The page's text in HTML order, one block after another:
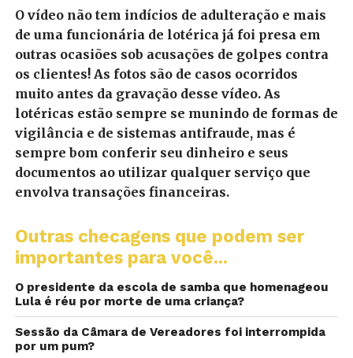
O vídeo não tem indícios de adulteração e mais
de uma funcionária de lotérica já foi presa em
outras ocasiões sob acusações de golpes contra
os clientes! As fotos são de casos ocorridos
muito antes da gravação desse vídeo. As
lotéricas estão sempre se munindo de formas de
vigilância e de sistemas antifraude, mas é
sempre bom conferir seu dinheiro e seus
documentos ao utilizar qualquer serviço que
envolva transações financeiras.
Outras checagens que podem ser
importantes para você...
O presidente da escola de samba que homenageou
Lula é réu por morte de uma criança?
Sessão da Câmara de Vereadores foi interrompida
por um pum?